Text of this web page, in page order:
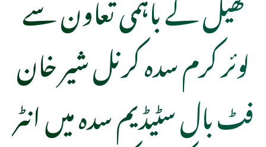
لوئر کرم سدہ کرنل شیر خان
فٹ بال سٹیڈیم سدہ میں انٹر